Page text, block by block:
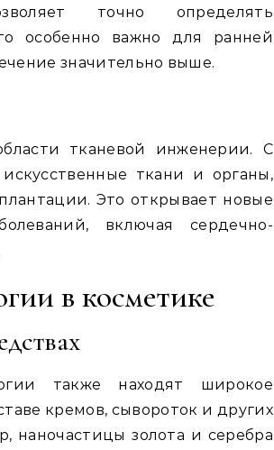
точно определять
особенно важно для ранней
значительно выше.
тканевой инженерии. С
ткани и органы,
Это открывает новые
включая сердечно-
в косметике
также находят широкое
кремов, сывороток и других
наночастицы золота и серебра